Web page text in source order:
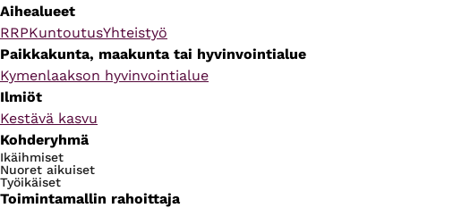
Aihealueet
RRPKuntoutusYhteistyö
Paikkakunta, maakunta tai hyvinvointialue
Kymenlaakson hyvinvointialue
Ilmiöt
Kestävä kasvu
Kohderyhmä
Ikäihmiset
Nuoret aikuiset
Työikäiset
Toimintamallin rahoittaja